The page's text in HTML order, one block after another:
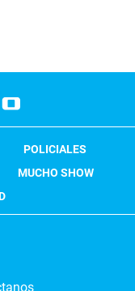
POLICIALES
MUCHO SHOW